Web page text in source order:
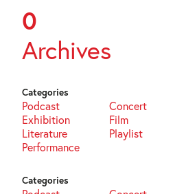
FR
0
Archives
Categories
Podcast Concert
Exhibition
Film
Literature
Playlist
Performance
Categories